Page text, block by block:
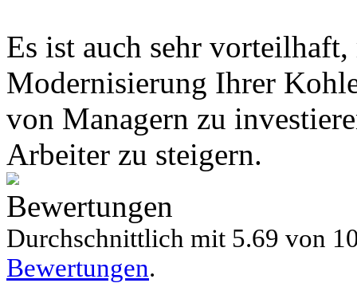
Es ist auch sehr
Modernisierung Ihrer
von Managern zu
Arbeiter zu steigern.
Bewertungen
Durchschnittlich mit 5.69 von
Bewertungen.